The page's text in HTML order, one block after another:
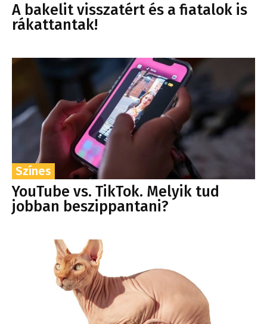
A bakelit visszatért és a fiatalok is
rákattantak!
Színes
YouTube vs. TikTok. Melyik tud
jobban beszippantani?